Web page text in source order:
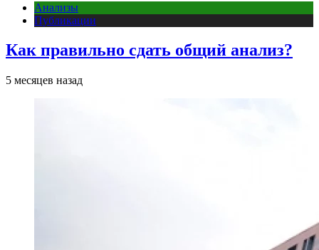
Анализы
Публикации
Как правильно сдать общий анализ?
5 месяцев назад